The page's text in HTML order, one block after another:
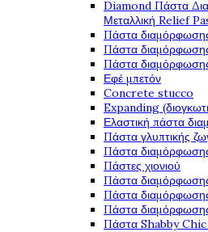
Diamond Πάστα
Μεταλλική Relief
Πάστα
Πάστα
Πάστα διαμόρφωσης
Εφέ μπετόν
Concrete stucco
Expanding
Ελαστική πάστα
Πάστα γλυπτικής
Πάστα
Πάστες χιονιού
Πάστα
Πάστα
Πάστα
Πάστα Shabby